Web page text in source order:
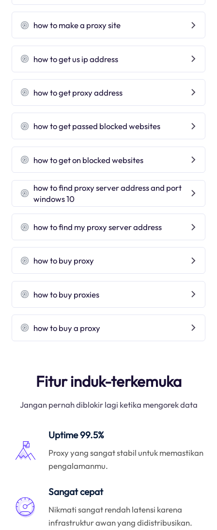
how to make a proxy site
how to get us ip address
how to get proxy address
how to get passed blocked websites
how to get on blocked websites
how to find proxy server address and port
windows 10
how to find my proxy server address
how to buy proxy
how to buy proxies
how to buy a proxy
Fitur induk-terkemuka
Jangan pernah diblokir lagi ketika mengorek data
Uptime 99.5%
Proxy yang sangat stabil untuk memastikan
pengalamanmu.
Sangat cepat
Nikmati sangat rendah latensi karena
infrastruktur awan yang didistribusikan.